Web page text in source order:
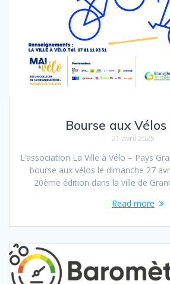
Bourse aux
21 avril 2025
L’association La Ville à Vélo – Pays
bourse aux vélos le dimanche 27
20ème édition dans la ville de
Read more